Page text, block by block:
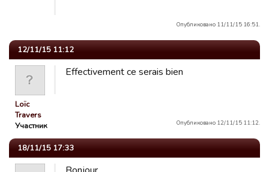
Опубликовано 11/11/15 16:51.
12/11/15 11:12
Loïc
Travers
Участник
Effectivement ce serais bien
Опубликовано 12/11/15 11:12.
18/11/15 17:33